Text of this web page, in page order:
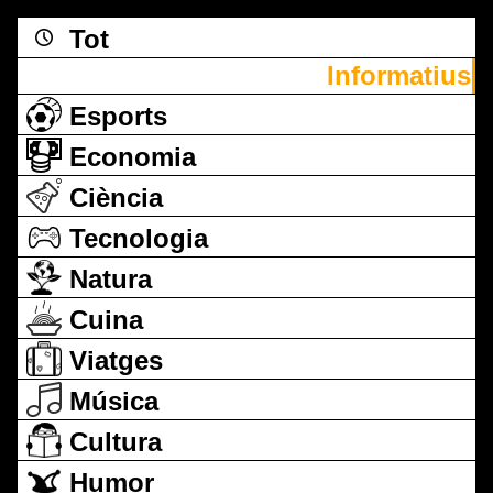
Tot
Informatius
Esports
Economia
Ciència
Tecnologia
Natura
Cuina
Viatges
Música
Cultura
Humor